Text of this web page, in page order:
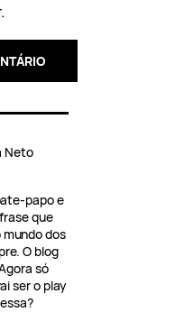
Neto
papo e
que
dos
O blog
só
ser o play